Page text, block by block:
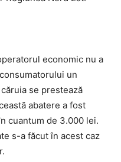
economic nu a
un
se prestează
abatere a fost
cuantum de 3.000 lei.
s-a făcut în acest caz